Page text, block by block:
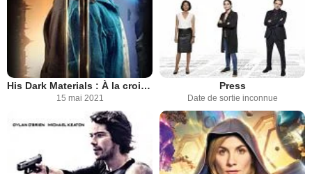
His Dark Materials : À la croisée des mondes
15 mai 2021
Press
Date de sortie inconnue